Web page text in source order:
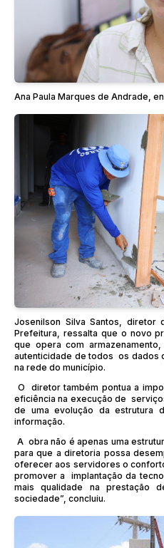
Ana Paula Marques de Andrade,
Josenilson Silva Santos, diretor
Prefeitura, ressalta que o novo
que opera com
autenticidade de todos os dados
na rede do município.
O diretor também pontua a
eficiência na execução de
de uma evolução da estrutura
informação.
A obra não é apenas uma
para que a diretoria possa
oferecer aos servidores o
promover a implantação da
mais qualidade na prestação
sociedade”, concluiu.